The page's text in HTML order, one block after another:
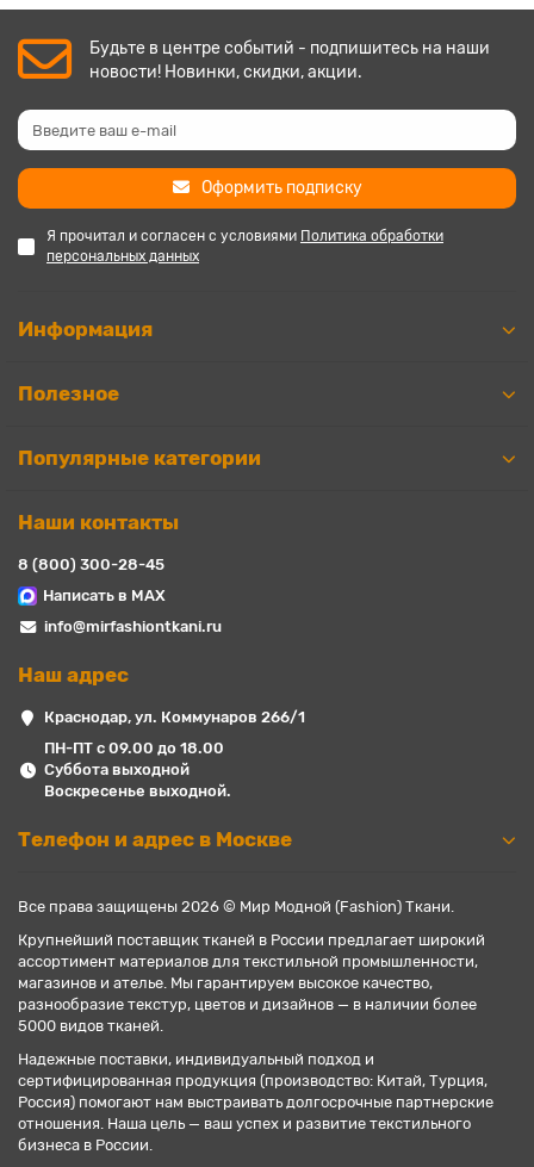
Будьте в центре событий - подпишитесь на наши
новости! Новинки, скидки, акции.
Оформить подписку
Я прочитал и согласен с условиями Политика обработки
персональных данных
Информация
Полезное
Популярные категории
Наши контакты
8 (800) 300-28-45
Написать в MAX
info@mirfashiontkani.ru
Наш адрес
Краснодар, ул. Коммунаров 266/1
ПН-ПТ с 09.00 до 18.00
Суббота выходной
Воскресенье выходной.
Телефон и адрес в Москве
Все права защищены 2026 © Мир Модной (Fashion) Ткани.
Крупнейший поставщик тканей в России предлагает широкий
ассортимент материалов для текстильной промышленности,
магазинов и ателье. Мы гарантируем высокое качество,
разнообразие текстур, цветов и дизайнов — в наличии более
5000 видов тканей.
Надежные поставки, индивидуальный подход и
сертифицированная продукция (производство: Китай, Турция,
Россия) помогают нам выстраивать долгосрочные партнерские
отношения. Наша цель — ваш успех и развитие текстильного
бизнеса в России.